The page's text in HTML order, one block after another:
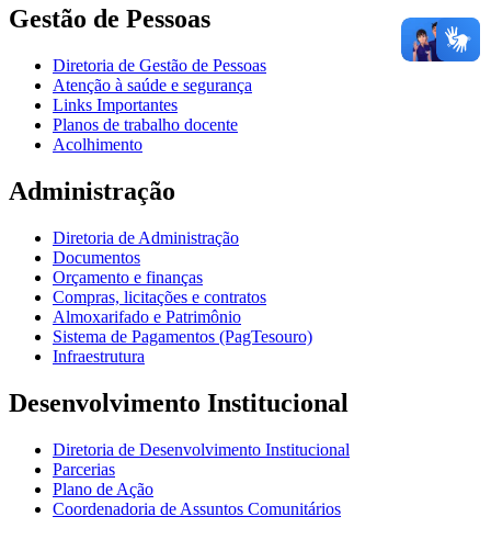
Gestão de Pessoas
Diretoria de Gestão de Pessoas
Atenção à saúde e segurança
Links Importantes
Planos de trabalho docente
Acolhimento
Administração
Diretoria de Administração
Documentos
Orçamento e finanças
Compras, licitações e contratos
Almoxarifado e Patrimônio
Sistema de Pagamentos (PagTesouro)
Infraestrutura
Desenvolvimento Institucional
Diretoria de Desenvolvimento Institucional
Parcerias
Plano de Ação
Coordenadoria de Assuntos Comunitários